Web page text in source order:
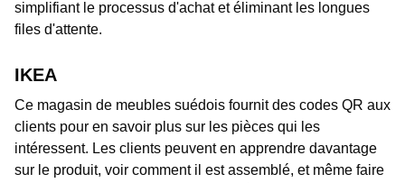
simplifiant le processus d'achat et éliminant les longues
files d'attente.
IKEA
Ce magasin de meubles suédois fournit des codes QR aux
clients pour en savoir plus sur les pièces qui les
intéressent. Les clients peuvent en apprendre davantage
sur le produit, voir comment il est assemblé, et même faire